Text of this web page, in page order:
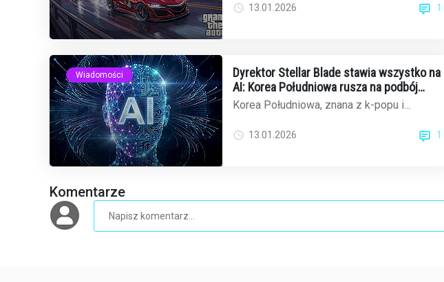
31 zwolnionych ...
13.01.2026 1
Wiadomości
Dyrektor Stellar Blade stawia wszystko na
AI: Korea Południowa rusza na podbój
globalnego rynku gier
Korea Południowa, znana z k-popu i
dominację w świecie gier wi...
13.01.2026 1
Komentarze